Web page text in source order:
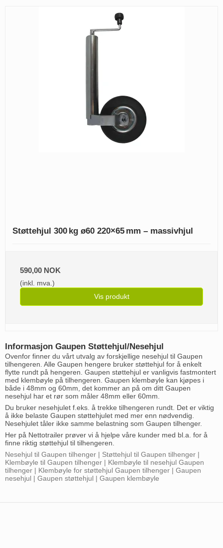
Støttehjul 300 kg ø60 220×65 mm – massivhjul
590,00 NOK
(inkl. mva.)
Vis produkt
Informasjon Gaupen Støttehjul/Nesehjul
Ovenfor finner du vårt utvalg av forskjellige nesehjul til Gaupen
tilhengeren. Alle Gaupen hengere bruker støttehjul for å enkelt
flytte rundt på hengeren. Gaupen støttehjul er vanligvis fastmontert
med klembøyle på tilhengeren. Gaupen klembøyle kan kjøpes i
både i 48mm og 60mm, det kommer an på om ditt Gaupen
nesehjul har et rør som måler 48mm eller 60mm.
Du bruker nesehjulet f.eks. å trekke tilhengeren rundt. Det er viktig
å ikke belaste Gaupen støttehjulet med mer enn nødvendig.
Nesehjulet tåler ikke samme belastning som Gaupen tilhenger.
Her på Nettotrailer prøver vi å hjelpe våre kunder med bl.a. for å
finne riktig støttehjul til tilhengeren.
Nesehjul til Gaupen tilhenger | Støttehjul til Gaupen tilhenger |
Klembøyle til Gaupen tilhenger | Klembøyle til nesehjul Gaupen
tilhenger | Klembøyle for støttehjul Gaupen tilhenger | Gaupen
nesehjul | Gaupen støttehjul | Gaupen klembøyle